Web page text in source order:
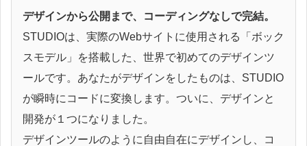
デザインから公開まで、コーディングなしで完結。
STUDIOは、実際のWebサイトに使用される「ボック
スモデル」を搭載した、世界で初めてのデザインツ
ールです。あなたがデザインをしたものは、STUDIO
が瞬時にコードに変換します。ついに、デザインと
開発が１つになりました。
デザインツールのように自由自在にデザインし、コ